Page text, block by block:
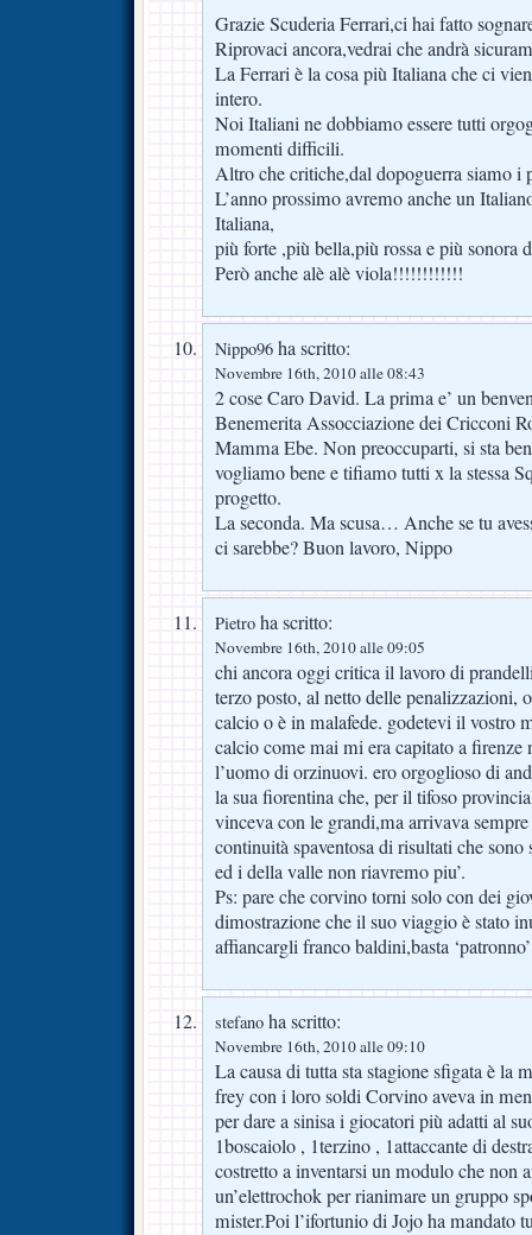
Grazie Scuderia Ferrari,ci hai fatto
Riprovaci ancora,vedrai che andrà
La Ferrari è la cosa più Italiana che ci
intero.
Noi Italiani ne dobbiamo essere tutti
momenti difficili.
Altro che critiche,dal dopoguerra siamo i
L’anno prossimo avremo anche un
Italiana,
più forte ,più bella,più rossa e più sonora
Però anche alè alè viola!!!!!!!!!!!!
Nippo96 ha scritto:
Novembre 16th, 2010 alle 08:43
2 cose Caro David. La prima e’ un
Benemerita Assocciazione dei Cricconi
Mamma Ebe. Non preoccuparti, si sta
vogliamo bene e tifiamo tutti x la stessa
progetto.
La seconda. Ma scusa… Anche se tu
ci sarebbe? Buon lavoro, Nippo
Pietro ha scritto:
Novembre 16th, 2010 alle 09:05
chi ancora oggi critica il lavoro di
terzo posto, al netto delle penalizzazioni,
calcio o è in malafede. godetevi il vostro
calcio come mai mi era capitato a
l’uomo di orzinuovi. ero orgoglioso di
la sua fiorentina che, per il tifoso
vinceva con le grandi,ma arrivava
continuità spaventosa di risultati che
ed i della valle non riavremo piu’.
Ps: pare che corvino torni solo con dei
dimostrazione che il suo viaggio è stato
affiancargli franco baldini,basta
stefano ha scritto:
Novembre 16th, 2010 alle 09:10
La causa di tutta sta stagione sfigata è la
frey con i loro soldi Corvino aveva in
per dare a sinisa i giocatori più adatti al
1boscaiolo , 1terzino , 1attaccante di
costretto a inventarsi un modulo che non
un’elettrochok per rianimare un gruppo
mister.Poi l’ifortunio di Jojo ha mandato